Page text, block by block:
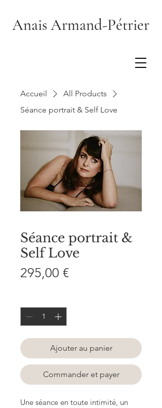
Anais Armand-Pétrier
Accueil
All Products
Séance portrait & Self Love
Séance portrait &
Self Love
295,00 €Prix
Ajouter au panier
Commander et payer
Une séance en toute intimité, un